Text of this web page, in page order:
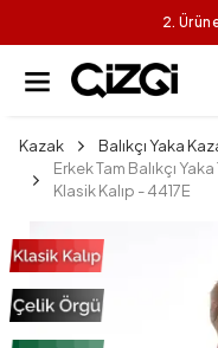
2.
Kazak
Balıkçı Yaka
Erkek Tam Balıkçı
Klasik Kalıp - 4417E